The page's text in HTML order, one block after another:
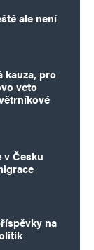
ale není
kauza, pro
veto
v Česku
na